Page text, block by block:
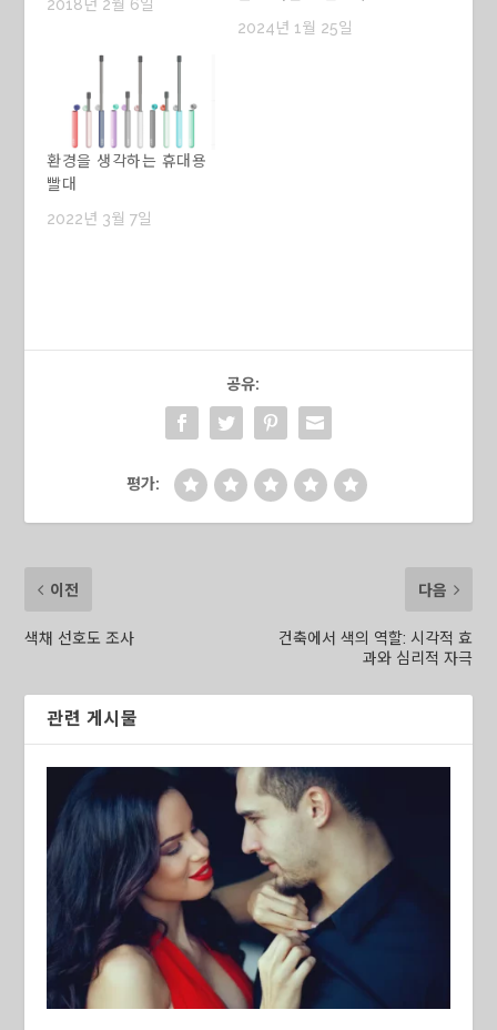
2018년 2월 6일
2024년 1월 25일
환경을 생각하는 휴대용
빨대
2022년 3월 7일
공유:
평가:
이전
색채 선호도 조사
다음
건축에서 색의 역할: 시각적 효
과와 심리적 자극
관련 게시물